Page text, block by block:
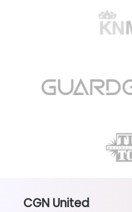
CGN United